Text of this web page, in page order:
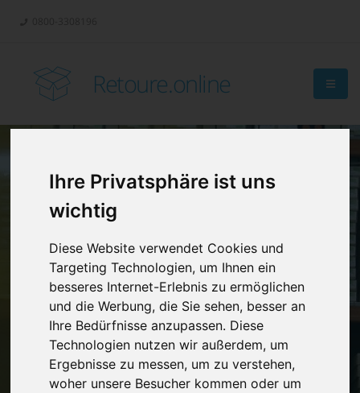
Ihre Privatsphäre ist uns
wichtig
Diese Website verwendet Cookies und
Targeting Technologien, um Ihnen ein
besseres Internet-Erlebnis zu ermöglichen
und die Werbung, die Sie sehen, besser an
Ihre Bedürfnisse anzupassen. Diese
Technologien nutzen wir außerdem, um
Ergebnisse zu messen, um zu verstehen,
woher unsere Besucher kommen oder um
Retoure.online
Retouren-
Management?
Vereinbaren Sie einenRückruf